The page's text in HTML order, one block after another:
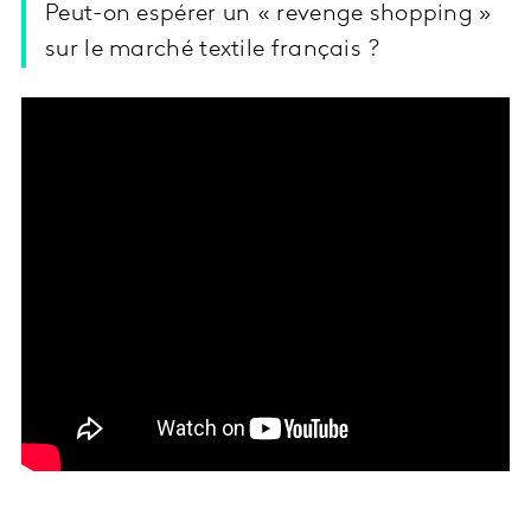
Peut-on espérer un « revenge shopping »
sur le marché textile français ?